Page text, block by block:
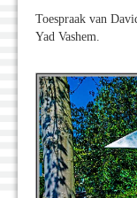
Toespraak van
Yad Vashem.